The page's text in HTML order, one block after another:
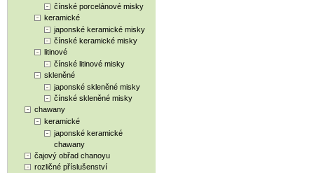
čínské porcelánové misky
keramické
japonské keramické misky
čínské keramické misky
litinové
čínské litinové misky
skleněné
japonské skleněné misky
čínské skleněné misky
chawany
keramické
japonské keramické
chawany
čajový obřad chanoyu
rozličné příslušenství